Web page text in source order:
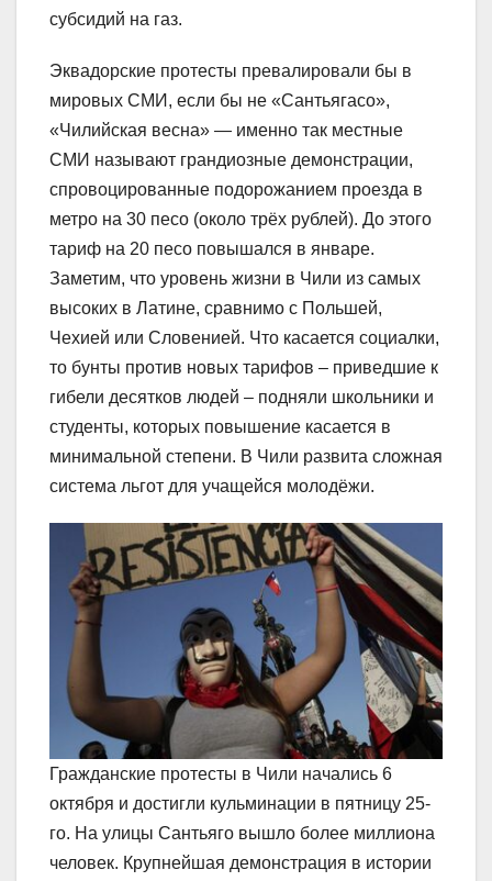
субсидий на газ.
Эквадорские протесты превалировали бы в
мировых СМИ, если бы не «Сантьягасо»,
«Чилийская весна» — именно так местные
СМИ называют грандиозные демонстрации,
спровоцированные подорожанием проезда в
метро на 30 песо (около трёх рублей). До этого
тариф на 20 песо повышался в январе.
Заметим, что уровень жизни в Чили из самых
высоких в Латине, сравнимо с Польшей,
Чехией или Словенией. Что касается социалки,
то бунты против новых тарифов – приведшие к
гибели десятков людей – подняли школьники и
студенты, которых повышение касается в
минимальной степени. В Чили развита сложная
система льгот для учащейся молодёжи.
Гражданские протесты в Чили начались 6
октября и достигли кульминации в пятницу 25-
го. На улицы Сантьяго вышло более миллиона
человек. Крупнейшая демонстрация в истории